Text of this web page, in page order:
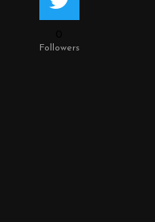
Followers